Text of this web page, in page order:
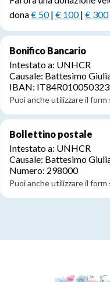
dona€ 50| € 100| € 300
Bonifico Bancario
Intestato a: UNHCR
Causale: Battesimo
IBAN:
Puoi anche utilizzare il
Bollettino postale
Intestato a: UNHCR
Causale: Battesimo
Numero: 298000
Puoi anche utilizzare il